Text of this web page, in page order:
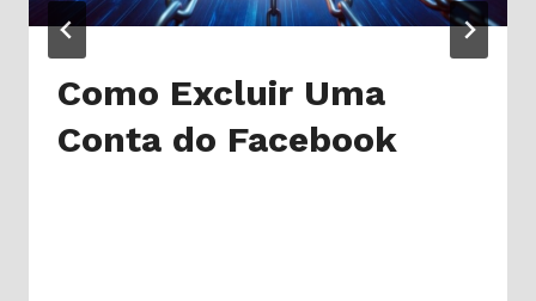
Como Excluir Uma
Conta do Facebook